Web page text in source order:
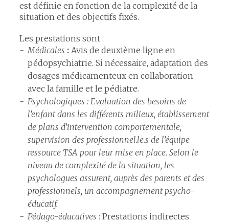
est définie en fonction de la complexité de la
situation et des objectifs fixés.
Les prestations sont :
Médicales : Avis de deuxième ligne en
pédopsychiatrie. Si nécessaire, adaptation des
dosages médicamenteux en collaboration
avec la famille et le pédiatre.
Psychologiques : Evaluation des besoins de
l’enfant dans les différents milieux, établissement
de plans d’intervention comportementale,
supervision des professionnel.le.s de l’équipe
ressource TSA pour leur mise en place. Selon le
niveau de complexité de la situation, les
psychologues assurent, auprès des parents et des
professionnels, un accompagnement psycho-
éducatif.
Pédago-éducatives : Prestations indirectes